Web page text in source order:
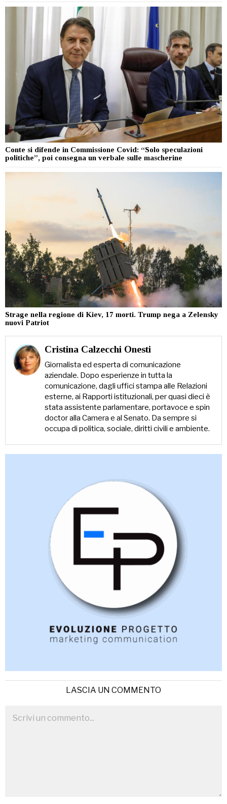
Conte si difende in Commissione Covid: “Solo speculazioni
politiche”, poi consegna un verbale sulle mascherine
Strage nella regione di Kiev, 17 morti. Trump nega a Zelensky
nuovi Patriot
Cristina Calzecchi Onesti
Giornalista ed esperta di comunicazione
aziendale. Dopo esperienze in tutta la
comunicazione, dagli uffici stampa alle Relazioni
esterne, ai Rapporti istituzionali, per quasi dieci è
stata assistente parlamentare, portavoce e spin
doctor alla Camera e al Senato. Da sempre si
occupa di politica, sociale, diritti civili e ambiente.
LASCIA UN COMMENTO